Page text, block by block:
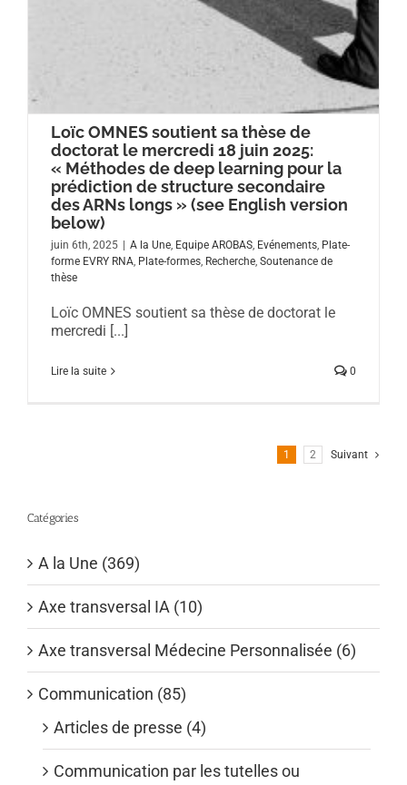
Loïc OMNES soutient sa thèse de
doctorat le mercredi 18 juin 2025:
« Méthodes de deep learning pour la
prédiction de structure secondaire
des ARNs longs » (see English version
below)
juin 6th, 2025 | A la Une Equipe AROBAS Evénements Plate-
forme EVRY RNA Plate-formes Recherche Soutenance de
thèse
Loïc OMNES soutient sa thèse de doctorat le
mercredi [...]
Lire la suite 0
1 2 Suivant
Catégories
A la Une (369)
Axe transversal IA (10)
Axe transversal Médecine Personnalisée (6)
Communication (85)
Articles de presse (4)
Communication par les tutelles ou